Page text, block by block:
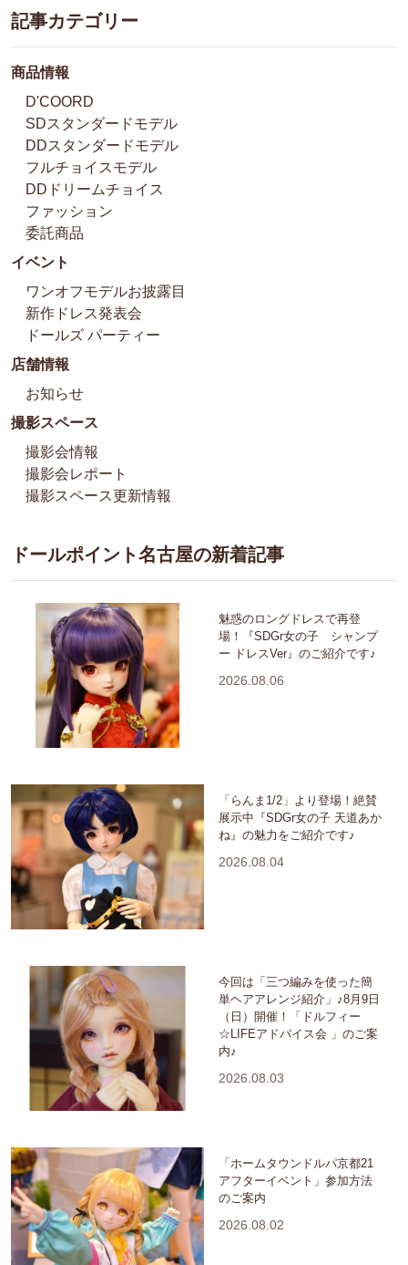
記事カテゴリー
商品情報
D'COORD
SDスタンダードモデル
DDスタンダードモデル
フルチョイスモデル
DDドリームチョイス
ファッション
委託商品
イベント
ワンオフモデルお披露目
新作ドレス発表会
ドールズ パーティー
店舗情報
お知らせ
撮影スペース
撮影会情報
撮影会レポート
撮影スペース更新情報
ドールポイント名古屋の新着記事
魅惑のロングドレスで再登
場！『SDGr女の子 シャンプ
ー ドレスVer』のご紹介です♪
2026.08.06
「らんま1/2」より登場！絶賛
展示中『SDGr女の子 天道あか
ね』の魅力をご紹介です♪
2026.08.04
今回は「三つ編みを使った簡
単ヘアアレンジ紹介」♪8月9日
（日）開催！「ドルフィー
☆LIFEアドバイス会 」のご案
内♪
2026.08.03
「ホームタウンドルパ京都21
アフターイベント」参加方法
のご案内
2026.08.02